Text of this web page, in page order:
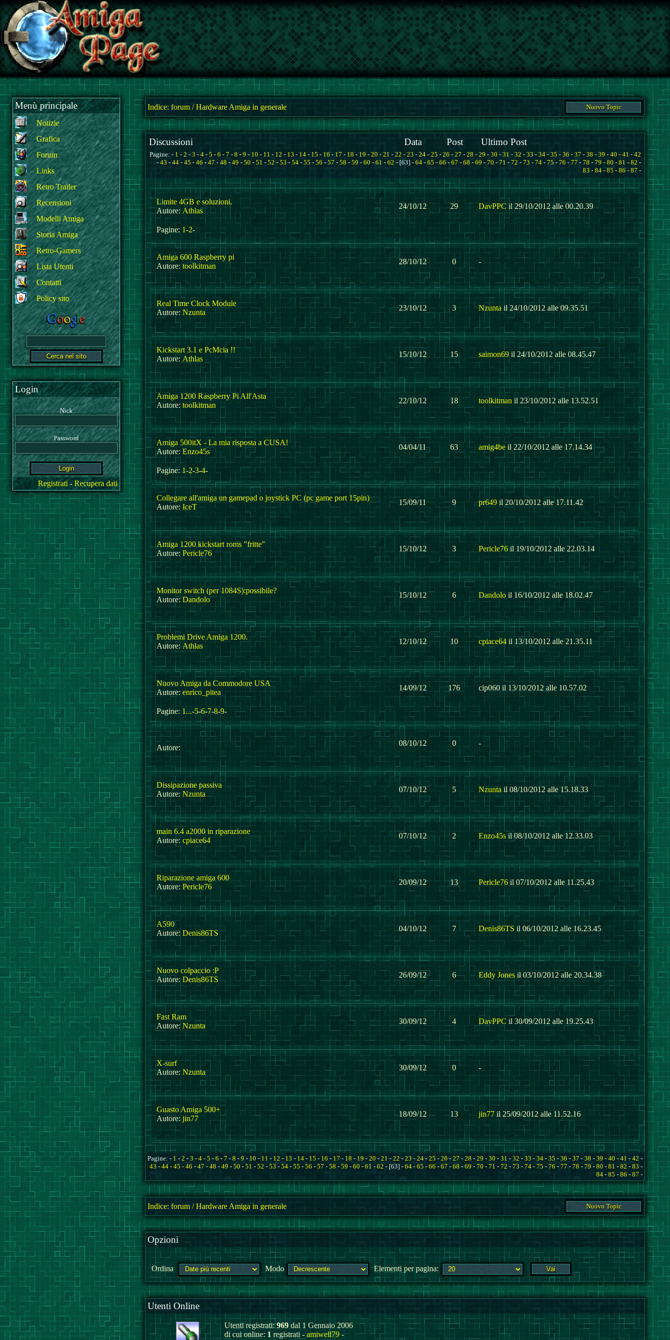
Menù principale
Notizie
Grafica
Forum
Links
Retro Trailer
Recensioni
Modelli Amiga
Storia Amiga
Retro-Gamers
Lista Utenti
Contatti
Policy sito
Login
Nick
Password
Registrati-Recupera dati
Indice: forum /Hardware Amiga in generale Nuovo Topic
Discussioni Data Post Ultimo Post
Pagine: - 1 - 2 - 3 - 4 - 5 - 6 - 7 - 8 - 9 - 10 - 11 - 12 - 13 - 14 - 15 - 16 - 17 - 18 - 19 - 20 - 21 - 22 - 23 - 24 - 25 - 26 - 27 - 28 - 29 - 30 - 31 - 32 - 33 - 34 - 35 - 36 - 37 - 38 - 39 - 40 - 41 - 42
- 43 - 44 - 45 - 46 - 47 - 48 - 49 - 50 - 51 - 52 - 53 - 54 - 55 - 56 - 57 - 58 - 59 - 60 - 61 - 62 - [63] - 64 - 65 - 66 - 67 - 68 - 69 - 70 - 71 - 72 - 73 - 74 - 75 - 76 - 77 - 78 - 79 - 80 - 81 - 82 -
83 - 84 - 85 - 86 - 87 -
Limite 4GB e soluzioni.
Autore: Athlas
24/10/12 29 DavPPC il 29/10/2012 alle 00.20.39
Pagine: 1-2-
Amiga 600 Raspberry pi
Autore: toolkitman
28/10/12 0 -
Real Time Clock Module
Autore:Nzunta
23/10/12 3 Nzunta il 24/10/2012 alle 09.35.51
Kickstart 3.1 e PcMcia !!
Autore: Athlas
15/10/12 15 saimon69 il 24/10/2012 alle 08.45.47
Amiga 1200 Raspberry Pi All'Asta
Autore: toolkitman
22/10/12 18 toolkitman il 23/10/2012 alle 13.52.51
Amiga 500itX - La mia risposta a CUSA!
Autore: Enzo45s
04/04/11 63 amig4be il 22/10/2012 alle 17.14.34
Pagine:1-2-3-4-
Collegare all'amiga un gamepad o joystick PC (pc game port 15pin)
Autore: IceT
15/09/11 9 pr649 il 20/10/2012 alle 17.11.42
Amiga 1200 kickstart roms "fritte"
Autore: Pericle76
15/10/12 3 Pericle76il 19/10/2012 alle 22.03.14
Monitor switch (per 1084S):possibile?
Autore: Dandolo
15/10/12 6 Dandolo il 16/10/2012 alle 18.02.47
Problemi Drive Amiga 1200.
Autore:Athlas
12/10/12 10 cpiace64 il 13/10/2012 alle 21.35.11
Nuovo Amiga da Commodore USA
Autore: enrico_pitea
14/09/12 176 cip060 il 13/10/2012 alle 10.57.02
Pagine: 1...-5-6-7-8-9-
Autore:
08/10/12 0 -
Dissipazione passiva
Autore: Nzunta
07/10/12 5 Nzunta il 08/10/2012 alle 15.18.33
main 6.4 a2000 in riparazione
Autore: cpiace64
07/10/12 2 Enzo45s il 08/10/2012 alle 12.33.03
Riparazione amiga 600
Autore: Pericle76
20/09/12 13 Pericle76 il 07/10/2012 alle 11.25.43
A590
Autore: Denis86TS
04/10/12 7 Denis86TS il 06/10/2012 alle 16.23.45
Nuovo colpaccio :P
Autore:Denis86TS
26/09/12 6 Eddy Jones il 03/10/2012 alle 20.34.38
Fast Ram
Autore:Nzunta
30/09/12 4 DavPPC il 30/09/2012 alle 19.25.43
X-surf
Autore: Nzunta
30/09/12 0 -
Guasto Amiga 500+
Autore: jin77
18/09/12 13 jin77il 25/09/2012 alle 11.52.16
Pagine: - 1 - 2 - 3 - 4 - 5 - 6 - 7 - 8 - 9 - 10 - 11 - 12 - 13 - 14 - 15 - 16 - 17 - 18 - 19 - 20 - 21 - 22 - 23 - 24 - 25 - 26 - 27 - 28 - 29 - 30 - 31 - 32 - 33 - 34 - 35 - 36 - 37 - 38 - 39 - 40 - 41 - 42 -
43 - 44 - 45 - 46 - 47 - 48 - 49 - 50 - 51 - 52 - 53 - 54 - 55 - 56 - 57 - 58 - 59 - 60 - 61 - 62 - [63] - 64 - 65 - 66 - 67 - 68 - 69 - 70 - 71 - 72 - 73 - 74 - 75 - 76 - 77 - 78 - 79 - 80 - 81 - 82 - 83 -
84 - 85 - 86 - 87 -
Indice: forum /Hardware Amiga in generale Nuovo Topic
Opzioni
Ordina Modo Elementi per pagina:
Utenti Online
Utenti registrati:969 dal 1 Gennaio 2006
di cui online: 1 registrati - amiwell79 -